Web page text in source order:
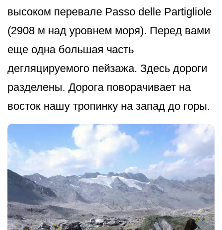
высоком перевале Passo delle Partigliole
(2908 м над уровнем моря). Перед вами
еще одна большая часть
дегляцируемого пейзажа. Здесь дороги
разделены. Дорога поворачивает на
восток нашу тропинку на запад до горы.